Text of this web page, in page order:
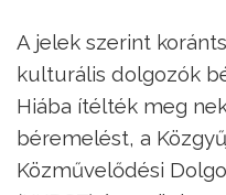
A jelek szerint
kulturális dolgozók
Hiába ítélték meg
béremelést, a
Közművelődési